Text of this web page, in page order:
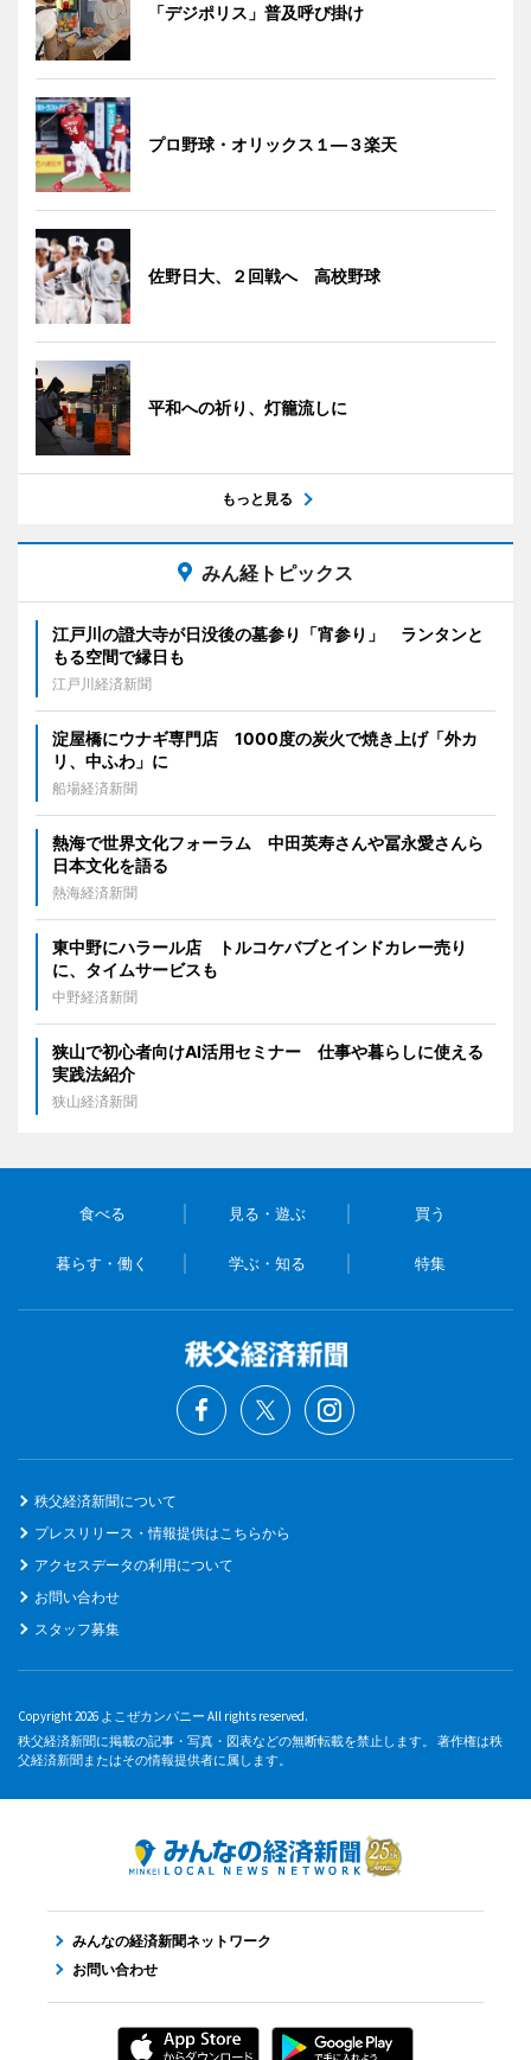
「デジポリス」普及呼び掛け
プロ野球・オリックス１―３楽天
佐野日大、２回戦へ 高校野球
平和への祈り、灯籠流しに
もっと見る
みん経トピックス
江戸川の證大寺が日没後の墓参り「宵参り」 ランタンと
もる空間で縁日も
江戸川経済新聞
淀屋橋にウナギ専門店 1000度の炭火で焼き上げ「外カ
リ、中ふわ」に
船場経済新聞
熱海で世界文化フォーラム 中田英寿さんや冨永愛さんら
日本文化を語る
熱海経済新聞
東中野にハラール店 トルコケバブとインドカレー売り
に、タイムサービスも
中野経済新聞
狭山で初心者向けAI活用セミナー 仕事や暮らしに使える
実践法紹介
狭山経済新聞
食べる 見る・遊ぶ 買う
暮らす・働く 学ぶ・知る 特集
秩父経済新聞について
プレスリリース・情報提供はこちらから
アクセスデータの利用について
お問い合わせ
スタッフ募集
Copyright 2026 よこぜカンパニー All rights reserved.
秩父経済新聞に掲載の記事・写真・図表などの無断転載を禁止します。 著作権は秩
父経済新聞またはその情報提供者に属します。
みんなの経済新聞ネットワーク
お問い合わせ